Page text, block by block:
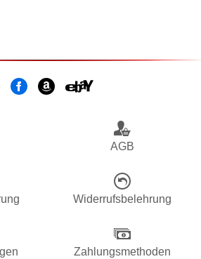
AGB
Widerrufsbelehrung
Zahlungsmethoden